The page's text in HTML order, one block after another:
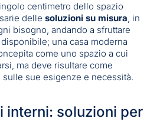
centimetro dello spazio
delle soluzioni su misura, in
bisogno, andando a sfruttare
una casa moderna
come uno spazio a cui
ma deve risultare come
sulle sue esigenze e necessità.
interni: soluzioni per